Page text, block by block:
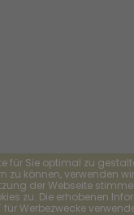
für Sie optimal zu
zu können, verwenden
der Webseite
zu. Die erhobenen
für Werbezwecke